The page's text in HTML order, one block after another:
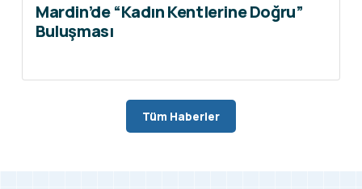
Mardin’de “Kadın Kentlerine Doğru”
Buluşması
Tüm Haberler